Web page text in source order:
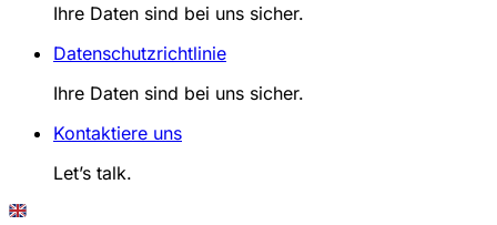
Ihre Daten sind bei uns sicher.
Datenschutzrichtlinie
Ihre Daten sind bei uns sicher.
Kontaktiere uns
Let’s talk.